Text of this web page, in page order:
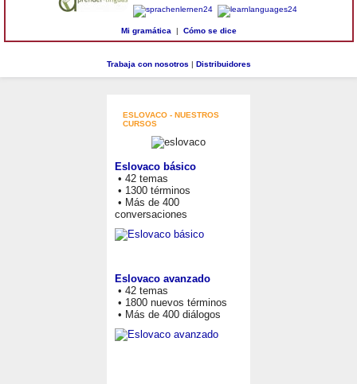
Mi gramática | Cómo se dice
Trabaja con nosotros | Distribuidores
ESLOVACO - NUESTROS
CURSOS
Eslovaco básico
• 42 temas
• 1300 términos
• Más de 400
conversaciones
Eslovaco avanzado
• 42 temas
• 1800 nuevos términos
• Más de 400 diálogos